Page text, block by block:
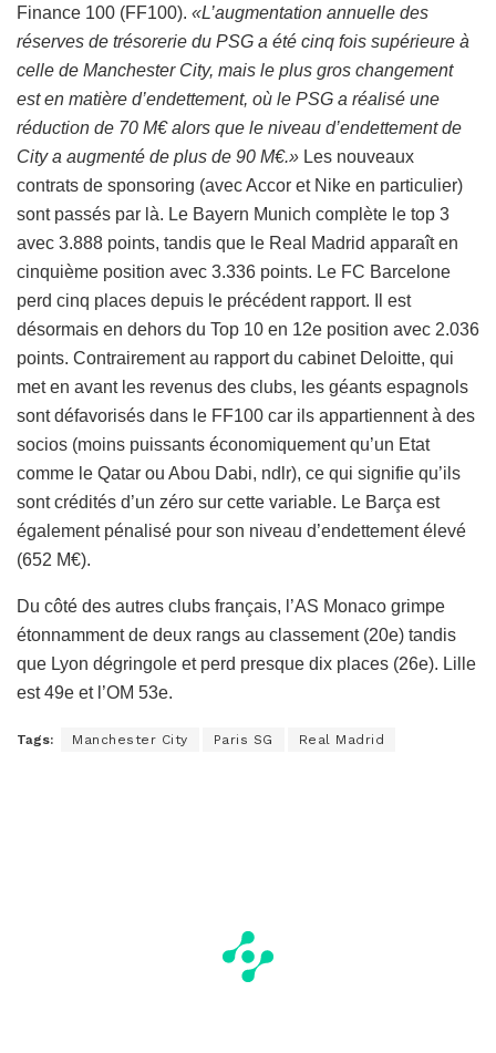
Finance 100 (FF100). «L’augmentation annuelle des
réserves de trésorerie du PSG a été cinq fois supérieure à
celle de Manchester City, mais le plus gros changement
est en matière d’endettement, où le PSG a réalisé une
réduction de 70 M€ alors que le niveau d’endettement de
City a augmenté de plus de 90 M€.» Les nouveaux
contrats de sponsoring (avec Accor et Nike en particulier)
sont passés par là. Le Bayern Munich complète le top 3
avec 3.888 points, tandis que le Real Madrid apparaît en
cinquième position avec 3.336 points. Le FC Barcelone
perd cinq places depuis le précédent rapport. Il est
désormais en dehors du Top 10 en 12e position avec 2.036
points. Contrairement au rapport du cabinet Deloitte, qui
met en avant les revenus des clubs, les géants espagnols
sont défavorisés dans le FF100 car ils appartiennent à des
socios (moins puissants économiquement qu’un Etat
comme le Qatar ou Abou Dabi, ndlr), ce qui signifie qu’ils
sont crédités d’un zéro sur cette variable. Le Barça est
également pénalisé pour son niveau d’endettement élevé
(652 M€).
Du côté des autres clubs français, l’AS Monaco grimpe
étonnamment de deux rangs au classement (20e) tandis
que Lyon dégringole et perd presque dix places (26e). Lille
est 49e et l’OM 53e.
Tags: Manchester City Paris SG Real Madrid